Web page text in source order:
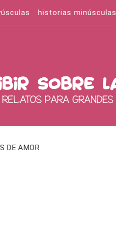
historias minúsculas
DE AMOR